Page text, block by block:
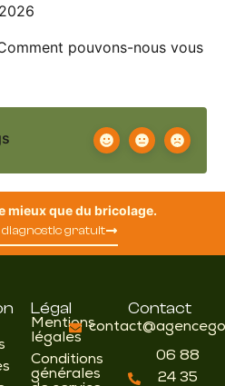
pouvons-nous vous
mieux que du bricolage.
gratuit
Légal
Mentions
légales
Conditions
générales
Contact
06 88
24 35